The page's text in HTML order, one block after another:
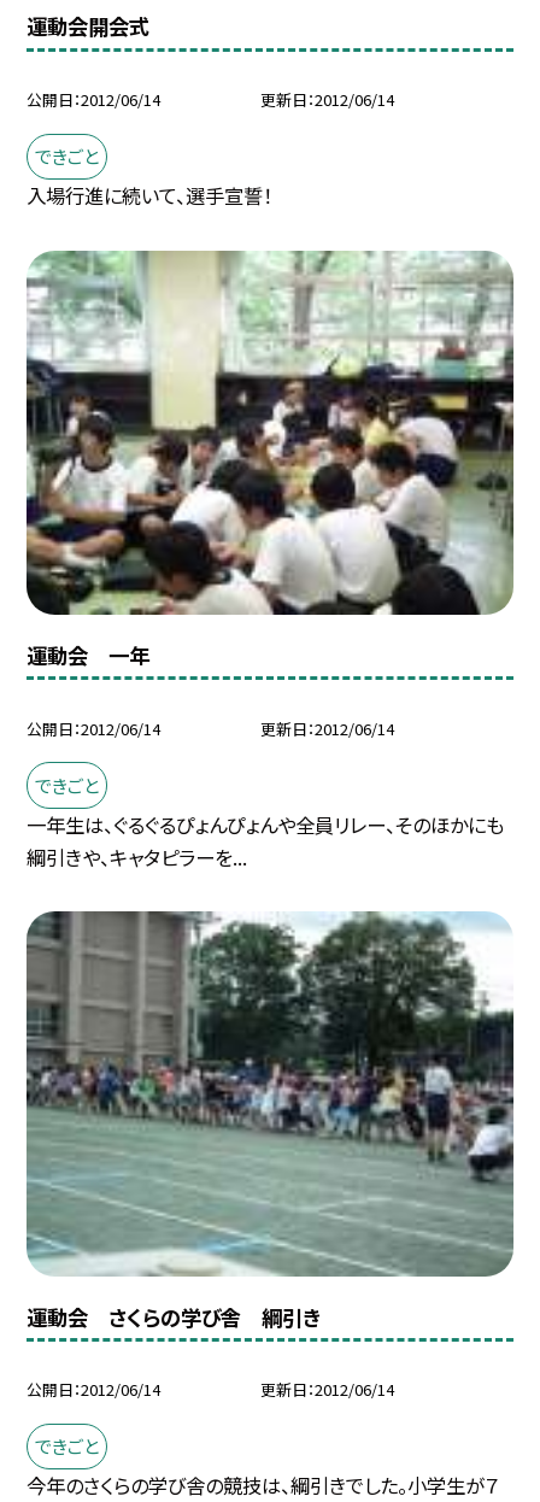
運動会開会式
公開日 2012/06/14 更新日 2012/06/14
できごと
入場行進に続いて、選手宣誓！
運動会 一年
公開日 2012/06/14 更新日 2012/06/14
できごと
一年生は、ぐるぐるぴょんぴょんや全員リレー、そのほかにも
綱引きや、キャタピラーを...
運動会 さくらの学び舎 綱引き
公開日 2012/06/14 更新日 2012/06/14
できごと
今年のさくらの学び舎の競技は、綱引きでした。小学生が７